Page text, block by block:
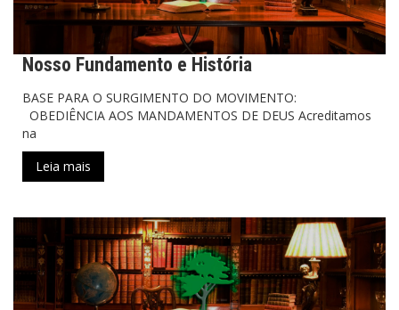
Nosso Fundamento e História
BASE PARA O SURGIMENTO DO MOVIMENTO:
OBEDIÊNCIA AOS MANDAMENTOS DE DEUS Acreditamos
na
Leia mais